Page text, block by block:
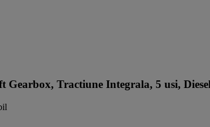
Tractiune Integrala, 5 usi,